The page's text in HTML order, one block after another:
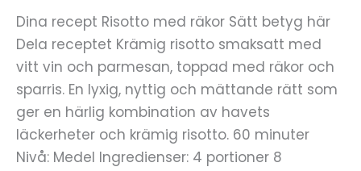
Dina recept Risotto med räkor Sätt betyg här
Dela receptet Krämig risotto smaksatt med
vitt vin och parmesan, toppad med räkor och
sparris. En lyxig, nyttig och mättande rätt som
ger en härlig kombination av havets
läckerheter och krämig risotto. 60 minuter
Nivå: Medel Ingredienser: 4 portioner 8